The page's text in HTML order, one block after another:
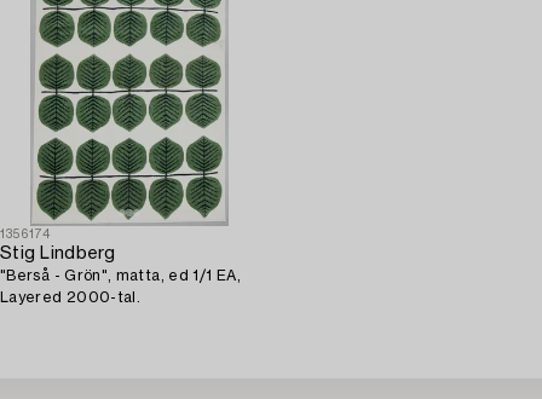
1356174
Stig Lindberg
"Berså - Grön", matta, ed 1/1 EA,
Layered 2000-tal.